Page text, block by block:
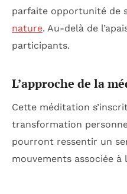
parfaite opportunité de
nature. Au-delà de
participants.
L’approche de la
Cette méditation
transformation
pourront ressentir un
mouvements associée